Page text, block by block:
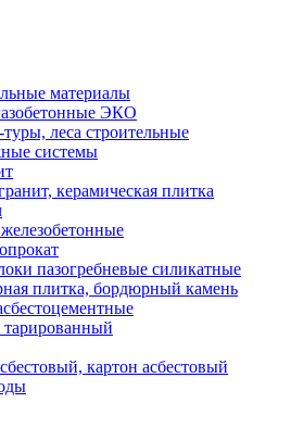
материалы
ЭКО
леса строительные
системы
керамическая плитка
пазогребневые силикатные
плитка, бордюрный камень
картон асбестовый